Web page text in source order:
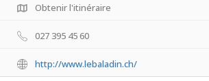
Obtenir l'itinéraire
027 395 45 60
http://www.lebaladin.ch/